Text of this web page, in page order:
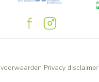
Privacy disclaimer